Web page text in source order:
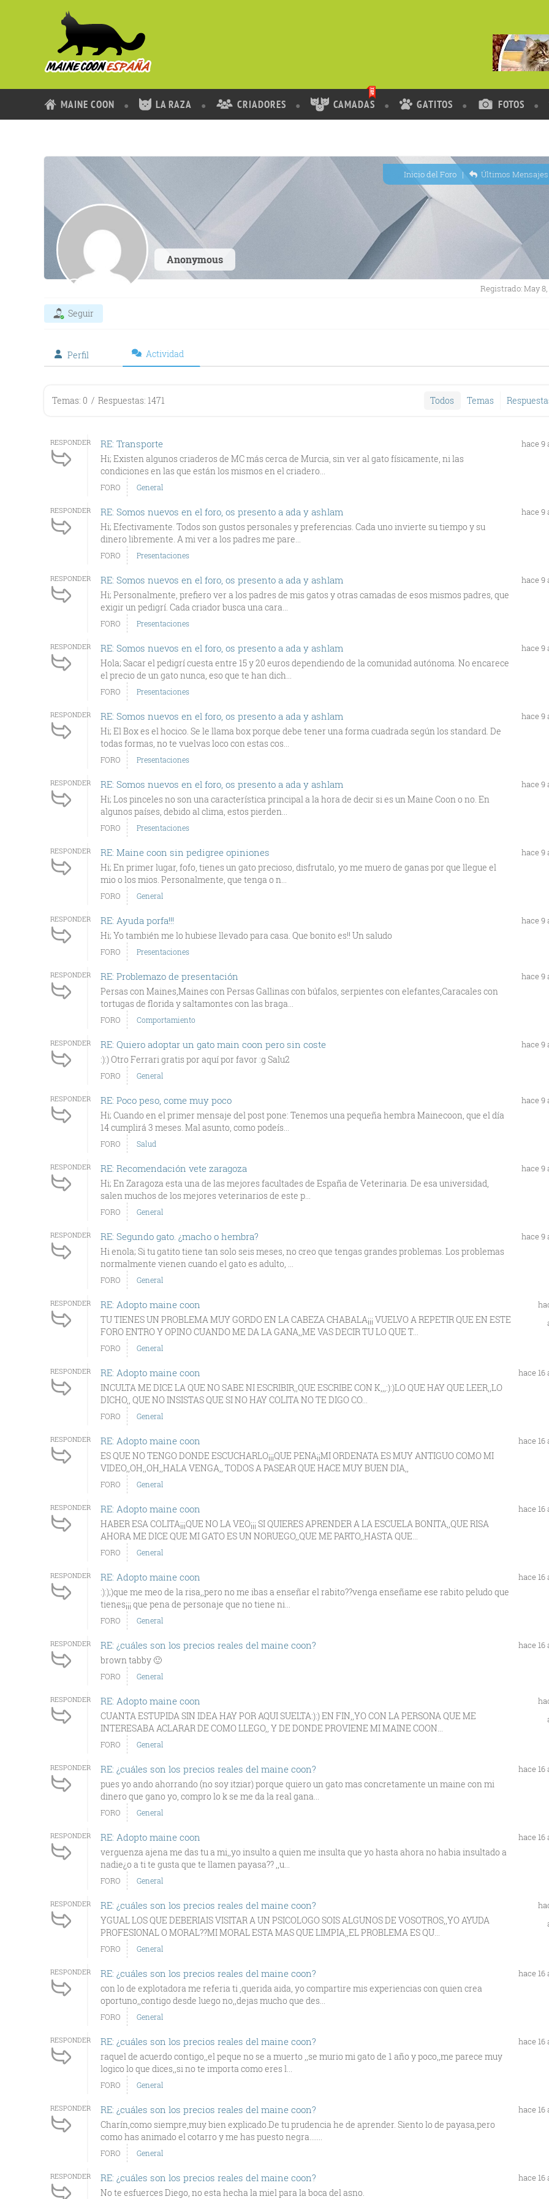
MAINE COON LA RAZA CRIADORES CAMADAS GATITOS FOTOS
Anonymous
Inicio del Foro| Últimos Mensajes
Registrado: May 8,
Seguir
Perfil Actividad
Temas: 0 / Respuestas: 1471 Todos Temas
RESPONDER RE: Transporte
Hi; Existen algunos criaderos de MC más cerca de Murcia, sin ver al gato físicamente, ni las
condiciones en las que están los mismos en el criadero...
hace 9
FORO General
RESPONDER RE: Somos nuevos en el foro, os presento a ada y ashlam
Hi; Efectivamente. Todos son gustos personales y preferencias. Cada uno invierte su tiempo y su
dinero libremente. A mi ver a los padres me pare...
hace 9
FORO Presentaciones
RESPONDER RE: Somos nuevos en el foro, os presento a ada y ashlam
Hi; Personalmente, prefiero ver a los padres de mis gatos y otras camadas de esos mismos padres, que
exigir un pedigrí. Cada criador busca una cara...
hace 9
FORO Presentaciones
RESPONDER RE: Somos nuevos en el foro, os presento a ada y ashlam
Hola; Sacar el pedigrí cuesta entre 15 y 20 euros dependiendo de la comunidad autónoma. No encarece
el precio de un gato nunca, eso que te han dich...
hace 9
FORO Presentaciones
RESPONDER RE: Somos nuevos en el foro, os presento a ada y ashlam
Hi; El Box es el hocico. Se le llama box porque debe tener una forma cuadrada según los standard. De
todas formas, no te vuelvas loco con estas cos...
hace 9
FORO Presentaciones
RESPONDER RE: Somos nuevos en el foro, os presento a ada y ashlam
Hi; Los pinceles no son una característica principal a la hora de decir si es un Maine Coon o no. En
algunos países, debido al clima, estos pierden...
hace 9
FORO Presentaciones
RESPONDER RE: Maine coon sin pedigree opiniones
Hi; En primer lugar, fofo, tienes un gato precioso, disfrutalo, yo me muero de ganas por que llegue el
mio o los mios. Personalmente, que tenga o n...
hace 9
FORO General
RESPONDER RE: Ayuda porfa!!!
Hi; Yo también me lo hubiese llevado para casa. Que bonito es!! Un saludo
hace 9
FORO Presentaciones
RESPONDER RE: Problemazo de presentación
Persas con Maines,Maines con Persas Gallinas con búfalos, serpientes con elefantes,Caracales con
tortugas de florida y saltamontes con las braga...
hace 9
FORO Comportamiento
RESPONDER RE: Quiero adoptar un gato main coon pero sin coste
:):) Otro Ferrari gratis por aquí por favor :g Salu2
hace 9
FORO General
RESPONDER RE: Poco peso, come muy poco
Hi; Cuando en el primer mensaje del post pone: Tenemos una pequeña hembra Mainecoon, que el día
14 cumplirá 3 meses. Mal asunto, como podeís...
hace 9
FORO Salud
RESPONDER RE: Recomendación vete zaragoza
Hi; En Zaragoza esta una de las mejores facultades de España de Veterinaria. De esa universidad,
salen muchos de los mejores veterinarios de este p...
hace 9
FORO General
RESPONDER RE: Segundo gato. ¿macho o hembra?
Hi enola; Si tu gatito tiene tan solo seis meses, no creo que tengas grandes problemas. Los problemas
normalmente vienen cuando el gato es adulto, ...
hace 9
FORO General
RESPONDER RE: Adopto maine coon
TU TIENES UN PROBLEMA MUY GORDO EN LA CABEZA CHABALA¡¡¡ VUELVO A REPETIR QUE EN ESTE
FORO ENTRO Y OPINO CUANDO ME DA LA GANA,,ME VAS DECIR TU LO QUE T...
FORO General
RESPONDER RE: Adopto maine coon
INCULTA ME DICE LA QUE NO SABE NI ESCRIBIR,,QUE ESCRIBE CON K,,,:):)LO QUE HAY QUE LEER,,LO
DICHO,, QUE NO INSISTAS QUE SI NO HAY COLITA NO TE DIGO CO...
hace 16
FORO General
RESPONDER RE: Adopto maine coon
ES QUE NO TENGO DONDE ESCUCHARLO¡¡¡QUE PENA¡¡MI ORDENATA ES MUY ANTIGUO COMO MI
VIDEO,,OH,,OH,,HALA VENGA,, TODOS A PASEAR QUE HACE MUY BUEN DIA,,
hace 16
FORO General
RESPONDER RE: Adopto maine coon
HABER ESA COLITA¡¡¡QUE NO LA VEO¡¡¡ SI QUIERES APRENDER A LA ESCUELA BONITA,,QUE RISA
AHORA ME DICE QUE MI GATO ES UN NORUEGO,,QUE ME PARTO,,HASTA QUE...
hace 16
FORO General
RESPONDER RE: Adopto maine coon
:):);)que me meo de la risa,,pero no me ibas a enseñar el rabito??venga enseñame ese rabito peludo que
tienes¡¡¡ que pena de personaje que no tiene ni...
hace 16
FORO General
RESPONDER RE: ¿cuáles son los precios reales del maine coon?
brown tabby 🙂
hace 16
FORO General
RESPONDER RE: Adopto maine coon
CUANTA ESTUPIDA SIN IDEA HAY POR AQUI SUELTA:):) EN FIN,,YO CON LA PERSONA QUE ME
INTERESABA ACLARAR DE COMO LLEGO,, Y DE DONDE PROVIENE MI MAINE COON...
FORO General
RESPONDER RE: ¿cuáles son los precios reales del maine coon?
pues yo ando ahorrando (no soy itziar) porque quiero un gato mas concretamente un maine con mi
dinero que gano yo, compro lo k se me da la real gana...
hace 16
FORO General
RESPONDER RE: Adopto maine coon
verguenza ajena me das tu a mi,,yo insulto a quien me insulta que yo hasta ahora no habia insultado a
nadie¿o a ti te gusta que te llamen payasa?? ,,u...
hace 16
FORO General
RESPONDER RE: ¿cuáles son los precios reales del maine coon?
YGUAL LOS QUE DEBERIAIS VISITAR A UN PSICOLOGO SOIS ALGUNOS DE VOSOTROS,,YO AYUDA
PROFESIONAL O MORAL??MI MORAL ESTA MAS QUE LIMPIA,,EL PROBLEMA ES QU...
FORO General
RESPONDER RE: ¿cuáles son los precios reales del maine coon?
con lo de explotadora me referia ti ,querida aida, yo compartire mis experiencias con quien crea
oportuno,,contigo desde luego no,,dejas mucho que des...
hace 16
FORO General
RESPONDER RE: ¿cuáles son los precios reales del maine coon?
raquel de acuerdo contigo,,el peque no se a muerto ,,se murio mi gato de 1 año y poco,,me parece muy
logico lo que dices,,si no te importa como eres l...
hace 16
FORO General
RESPONDER RE: ¿cuáles son los precios reales del maine coon?
Charín,como siempre,muy bien explicado.De tu prudencia he de aprender. Siento lo de payasa,pero
como has animado el cotarro y me has puesto negra.......
hace 16
FORO General
RESPONDER RE: ¿cuáles son los precios reales del maine coon?
No te esfuerces Diego, no esta hecha la miel para la boca del asno.
hace 16